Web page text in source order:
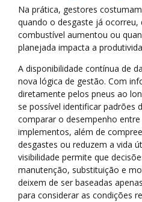
Na prática, gestores
quando o desgaste já
combustível aumentou ou
planejada impacta a
A disponibilidade contínua de
nova lógica de gestão. Com
diretamente pelos pneus ao
se possível identificar padrões
comparar o desempenho
implementos, além de
desgastes ou reduzem a vida
visibilidade permite que
manutenção, substituição e
deixem de ser baseadas
para considerar as condições